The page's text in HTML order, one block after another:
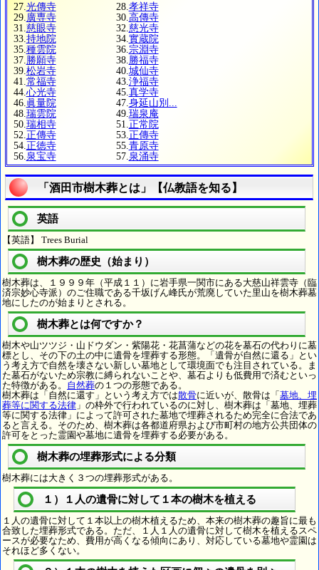
27. 光傳寺 28. 孝祥寺
29. 廣専寺 30. 高傳寺
31. 慈眼寺 32. 慈光寺
33. 持地院 34. 實蔵院
35. 種雲院 36. 宗淵寺
37. 勝願寺 38. 勝福寺
39. 松岩寺 40. 城仙寺
41. 常福寺 43. 浄福寺
44. 心光寺 45. 真学寺
46. 眞量院 47. 身延山別...
48. 瑞雲院 49. 瑞泉庵
50. 瑞相寺 51. 正常院
52. 正傳寺 53. 正傳寺
54. 正徳寺 55. 青原寺
56. 泉宝寺 57. 泉涌寺
「酒田市樹木葬とは」【仏教語を知る】
英語
【英語】 Trees Burial
樹木葬の歴史（始まり）
樹木葬は、１９９９年（平成１１）に岩手県一関市にある大慈山祥雲寺（臨
済宗妙心寺派）のご住職である千坂げん峰氏が荒廃していた里山を樹木葬墓
地にしたのが始まりとされる。
樹木葬とは何ですか？
樹木や山ツツジ・山ドウダン・紫陽花・花菖蒲などの花を墓石の代わりに墓
標とし、その下の土の中に遺骨を埋葬する形態。「遺骨が自然に還る」とい
う考え方で自然を壊さない新しい墓地として環境面でも注目されている。ま
た墓石がないため宗教に縛られないことや、墓石よりも低費用で済むといっ
た特徴がある。 自然葬の１つの形態である。
樹木葬は「自然に還す」という考え方では散骨に近いが、散骨は「 墓地、埋
葬等に関する法律 」の枠外で行われているのに対し、樹木葬は「墓地、埋葬
等に関する法律」によって許可された墓地で埋葬されるため完全に合法であ
ると言える。そのため、樹木葬は各都道府県および市町村の地方公共団体の
許可をとった霊園や墓地に遺骨を埋葬する必要がある。
樹木葬の埋葬形式による分類
樹木葬には大きく３つの埋葬形式がある。
１）１人の遺骨に対して１本の樹木を植える
１人の遺骨に対して１本以上の樹木植えるため、本来の樹木葬の趣旨に最も
合致した埋葬形式である。ただ、１人１人の遺骨に対して樹木を植えるスペ
ースが必要なため、費用が高くなる傾向にあり、対応している墓地や霊園は
それほど多くない。